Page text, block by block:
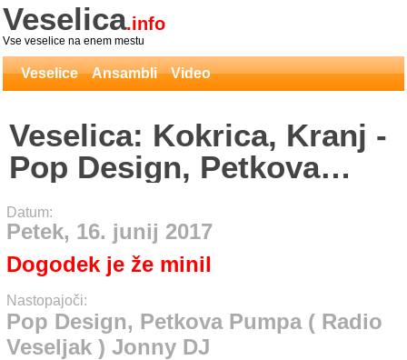
Veselica.info
Vse veselice na enem mestu
Veselice Ansambli Video
Veselica: Kokrica, Kranj -
Pop Design, Petkova
Pumpa ( Radio Veseljak )
Jonny DJ
Datum:
Petek, 16. junij 2017
Dogodek je že minil
Nastopajoči:
Pop Design, Petkova Pumpa ( Radio
Veseljak ) Jonny DJ